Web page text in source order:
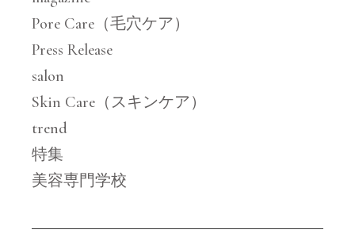
Pore Care（毛穴ケア）
Press Release
salon
Skin Care（スキンケア）
trend
特集
美容専門学校